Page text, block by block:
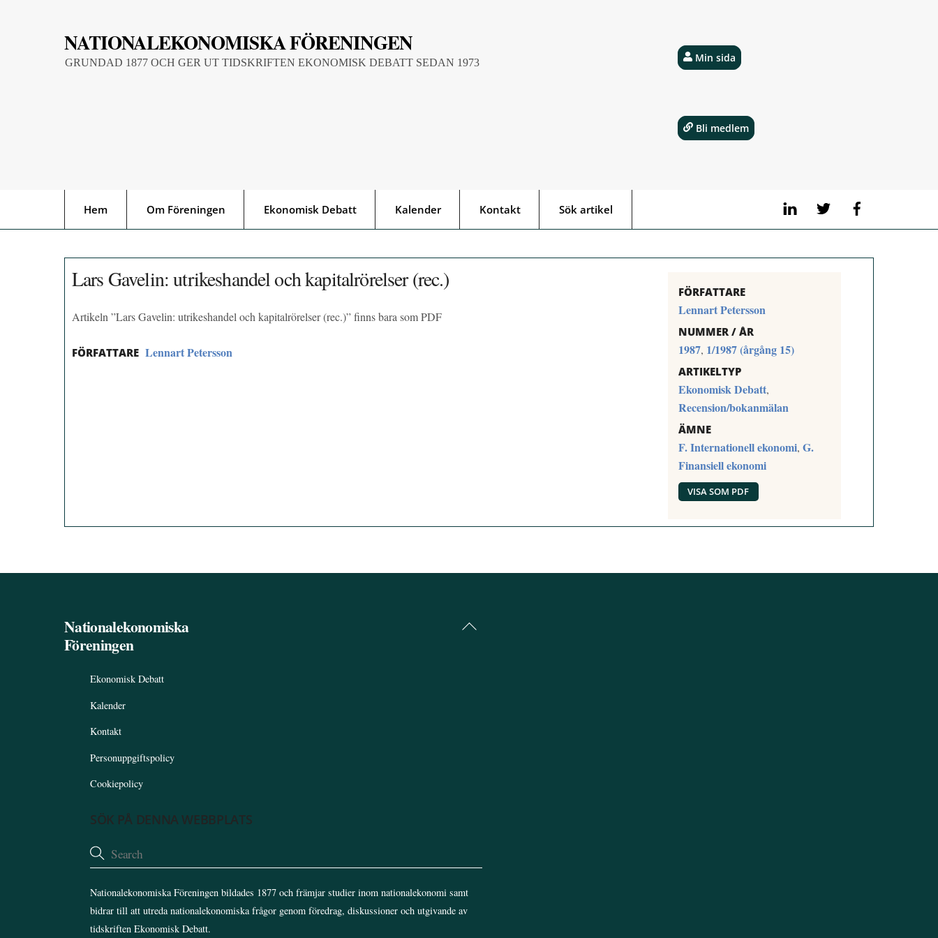
NATIONALEKONOMISKA FÖRENINGEN
GRUNDAD 1877 OCH GER UT TIDSKRIFTEN EKONOMISK DEBATT SEDAN 1973
LinkedIn Twitter
Hem Om Föreningen Ekonomisk Debatt Kalender Kontakt Sök artikel
Min sida
Bli medlem
Lars Gavelin: utrikeshandel och kapitalrörelser (rec.)
Artikeln ”Lars Gavelin: utrikeshandel och kapitalrörelser (rec.)” finns bara som PDF
FÖRFATTARE Lennart Petersson
FÖRFATTARE
Lennart Petersson
NUMMER / ÅR
1987, 1/1987 (årgång 15)
ARTIKELTYP
Ekonomisk Debatt,
Recension/bokanmälan
ÄMNE
F. Internationell ekonomi, G.
Finansiell ekonomi
VISA SOM PDF
Back
Nationalekonomiska
Föreningen
Ekonomisk Debatt
Kalender
Kontakt
Personuppgiftspolicy
Cookiepolicy
SÖK PÅ DENNA WEBBPLATS
Nationalekonomiska Föreningen bildades 1877 och främjar studier inom nationalekonomi samt
bidrar till att utreda nationalekonomiska frågor genom föredrag, diskussioner och utgivande av
tidskriften Ekonomisk Debatt.